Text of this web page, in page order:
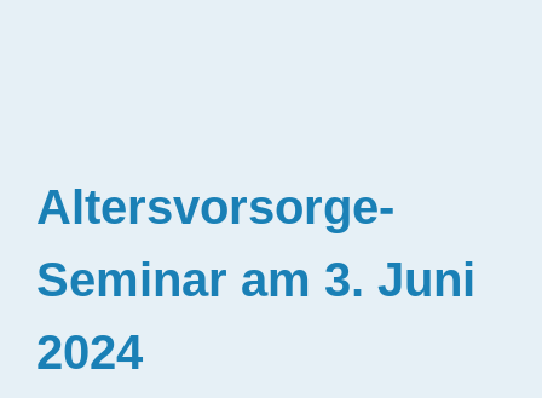
Altersvorsorge-
Seminar am 3. Juni
2024